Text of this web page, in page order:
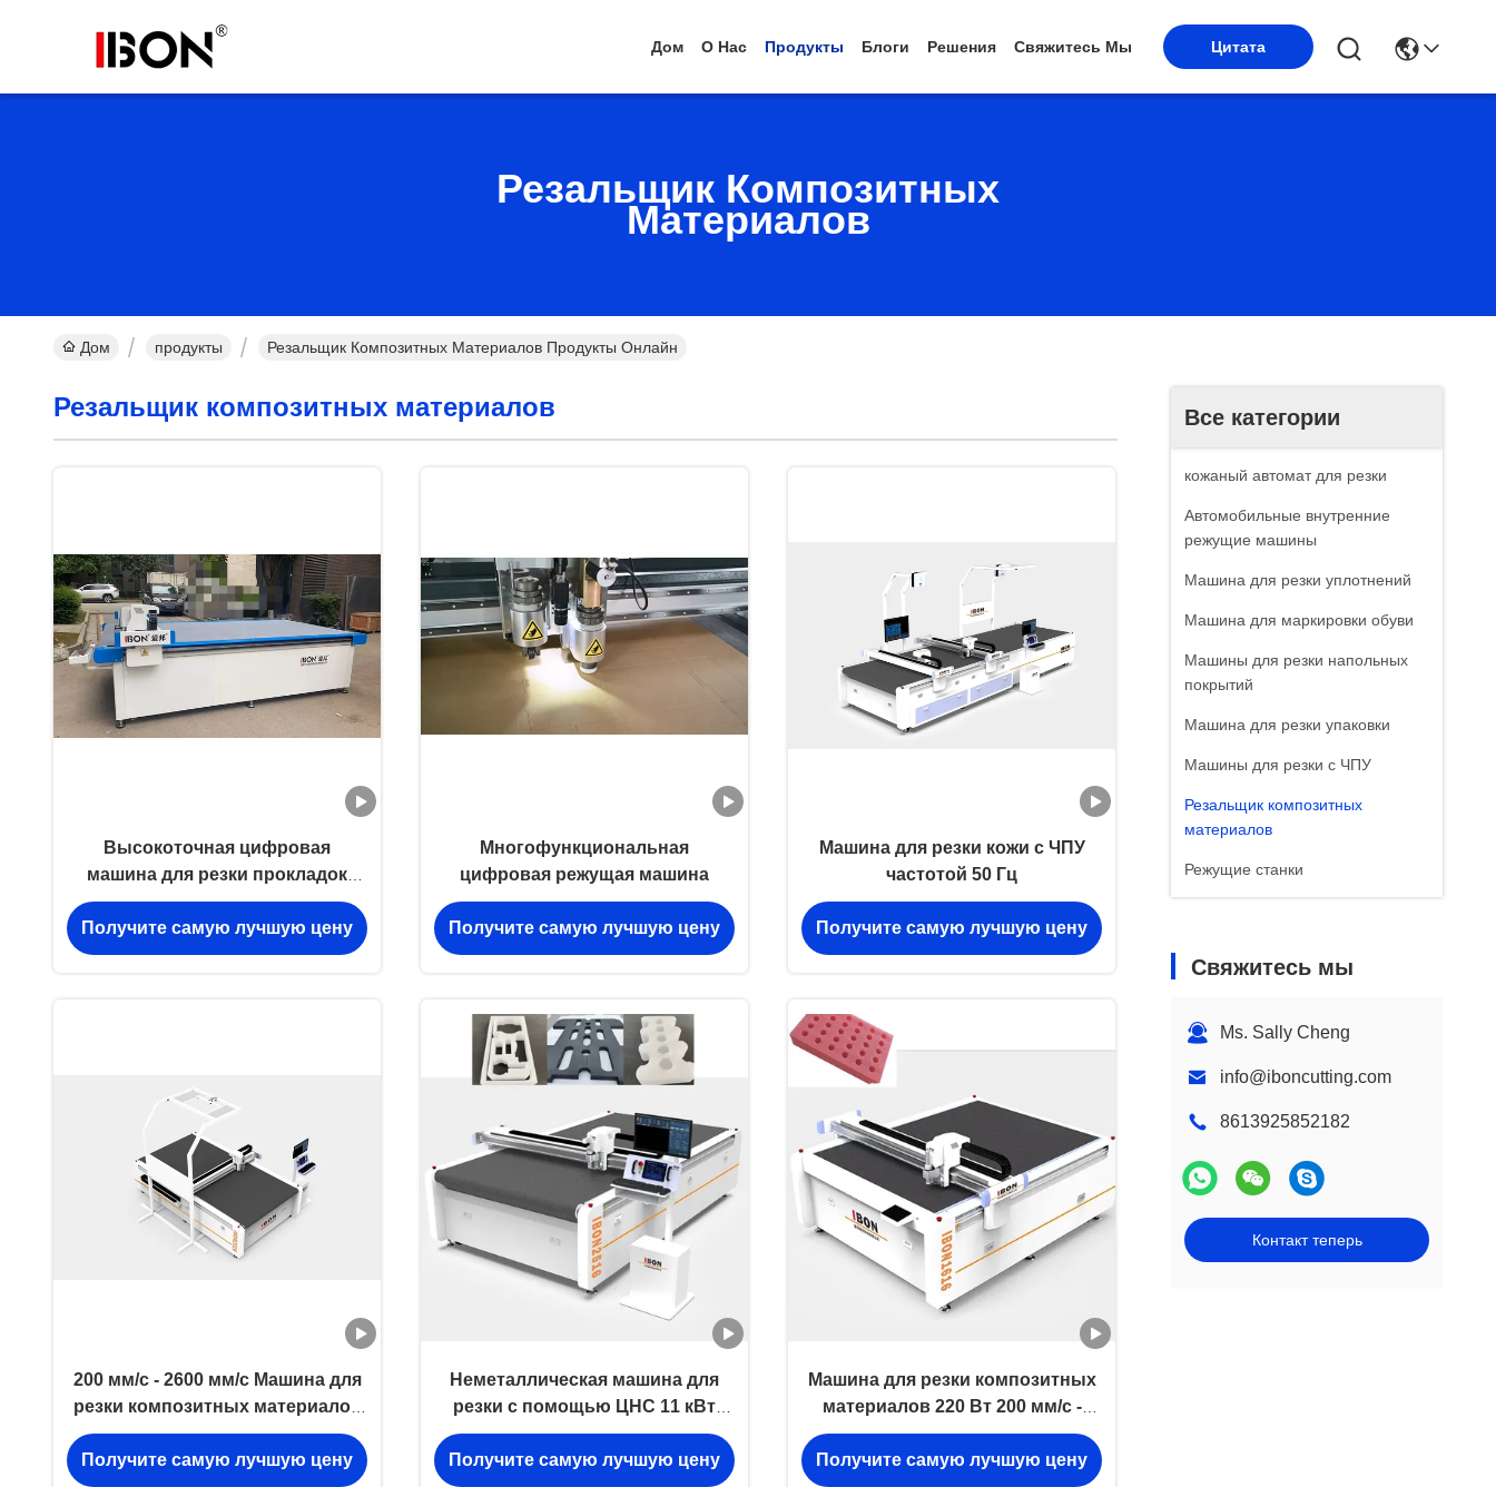
Дом О Нас Продукты Блоги Решения Свяжитесь Мы Цитата
Резальщик Композитных
Материалов
Дом продукты Резальщик Композитных Материалов Продукты Онлайн
Все категории
кожаный автомат для резки
Автомобильные внутренние
режущие машины
Машина для резки уплотнений
Машина для маркировки обуви
Машины для резки напольных
покрытий
Машина для резки упаковки
Машины для резки с ЧПУ
Резальщик композитных
материалов
Режущие станки
Свяжитесь мы
Ms. Sally Cheng
info@iboncutting.com
8613925852182
Контакт теперь
Резальщик композитных материалов
Высокоточная цифровая
машина для резки прокладок
ножом с трехлетней гарантией и
отсутствием необходимости в
пресс-формах для
Получите самую лучшую цену
Многофункциональная
цифровая режущая машина
Получите самую лучшую цену
Машина для резки кожи с ЧПУ
частотой 50 Гц
Получите самую лучшую цену
200 мм/с - 2600 мм/с Машина для
резки композитных материалов
50 Гц Машина для резки
акустических панелей
Получите самую лучшую цену
Неметаллическая машина для
резки с помощью ЦНС 11 кВт
Автоматическая машина для
резки электрическая
Получите самую лучшую цену
Машина для резки композитных
материалов 220 Вт 200 мм/с -
2600 мм/с
Получите самую лучшую цену